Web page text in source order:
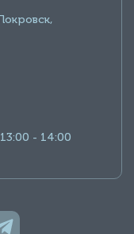
- 14:00